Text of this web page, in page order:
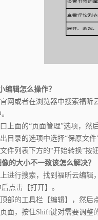
辑怎么操作？
或者在浏览器中搜索福昕云
面的“页面管理”选项，然后
录的选项中选择“保原文件”
列表下方的“开始转换”按钮
的大小不一致该怎么解决？
行搜索，找到福昕云编辑，
点击【打开】｡
的工具栏【编辑】，然后
，按住Shift键对需要调整的